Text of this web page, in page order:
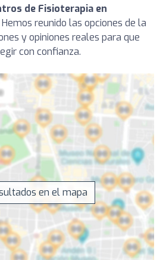
de Fisioterapia en
Hemos reunido las opciones de la
y opiniones reales para que
con confianza.
en el mapa